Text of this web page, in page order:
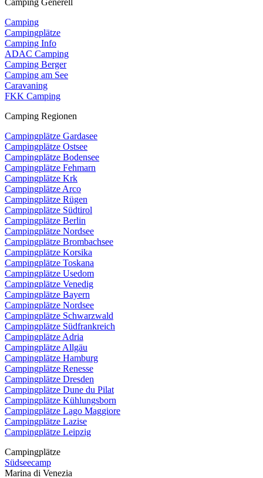
Camping
Campingplätze
Camping Info
ADAC Camping
Camping Berger
Camping am See
Caravaning
FKK Camping
Camping Regionen
Campingplätze Gardasee
Campingplätze Ostsee
Campingplätze Bodensee
Campingplätze Fehmarn
Campingplätze Krk
Campingplätze Arco
Campingplätze Rügen
Campingplätze Südtirol
Campingplätze Berlin
Campingplätze Nordsee
Campingplätze Brombachsee
Campingplätze Korsika
Campingplätze Toskana
Campingplätze Usedom
Campingplätze Venedig
Campingplätze Bayern
Campingplätze Nordsee
Campingplätze Schwarzwald
Campingplätze Südfrankreich
Campingplätze Adria
Campingplätze Allgäu
Campingplätze Hamburg
Campingplätze Renesse
Campingplätze Dresden
Campingplätze Dune du Pilat
Campingplätze Kühlungsborn
Campingplätze Lago Maggiore
Campingplätze Lazise
Campingplätze Leipzig
Campingplätze
Südseecamp
Marina di Venezia